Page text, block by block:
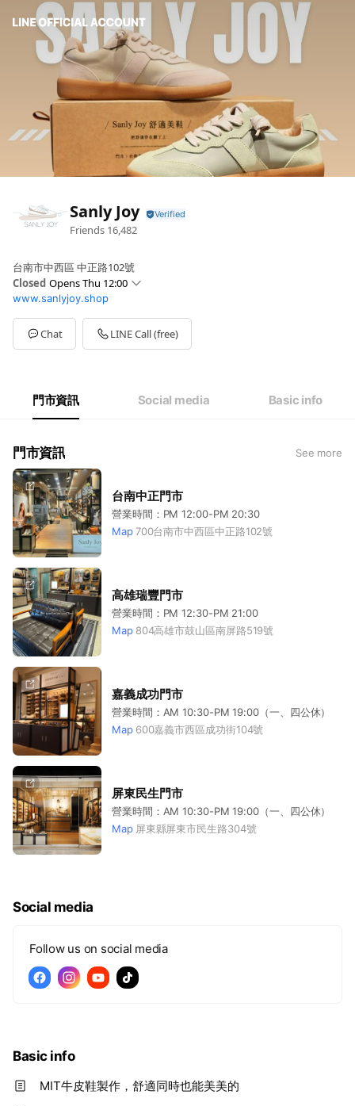
Sanly Joy
Friends 16,482
台南市中西區 中正路102號
Closed Opens Thu 12:00
Sun12:00 - 20:30
Mon12:00 - 20:30
Tue12:00 - 20:30
Wed12:00 - 20:30
12:00 - 20:30
線上客服：週一至週五12:00-20:00
www.sanlyjoy.shop
Chat LINE Call (free)
門市資訊 Social media Basic info
門市資訊 See more
台南中正門市
營業時間：PM 12:00-PM 20:30
Map 700台南市中西區中正路102號
高雄瑞豐門市
營業時間：PM 12:30-PM 21:00
Map 804高雄市鼓山區南屏路519號
嘉義成功門市
營業時間：AM 10:30-PM 19:00（一、四公休）
Map 600嘉義市西區成功街104號
屏東民生門市
營業時間：AM 10:30-PM 19:00（一、四公休）
Map 屏東縣屏東市民生路304號
Social media
Follow us on social media
Basic info
MIT牛皮鞋製作，舒適同時也能美美的